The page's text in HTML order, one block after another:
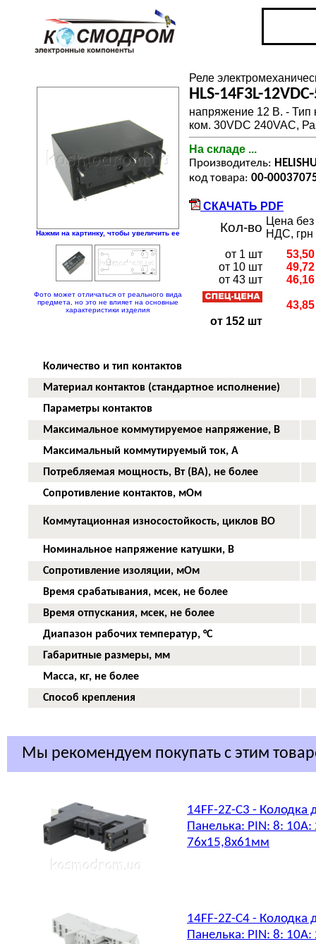
Нажми на картинку, чтобы увеличить ее
Фото может отличаться от реального вида
предмета, но это не влияет на основные
характеристики изделия
Реле
HLS-14F3L-
напряжение 12 В. - Тип
ком. 30VDC 240VAC,
На складе ...
Производитель:
код товара: 00-
СКАЧАТЬ PDF
Кол-во Цена без
НДС, грн
от 1 шт
от 10 шт
от 43 шт
от 152 шт
53,50
49,72
46,16
43,85
Количество и тип контактов
Материал контактов (стандартное исполнение)
Параметры контактов
Максимальное коммутируемое напряжение, В
Максимальный коммутируемый ток, А
Потребляемая мощность, Вт (ВА), не более
Сопротивление контактов, мОм
Коммутационная износостойкость, циклов ВО
Номинальное напряжение катушки, В
Сопротивление изоляции, мОм
Время срабатывания, мсек, не более
Время отпускания, мсек, не более
Диапазон рабочих температур, °С
Габаритные размеры, мм
Масса, кг, не более
Способ крепления
Мы рекомендуем покупать с этим
14FF-2Z-C3 - Колодка
Панелька: PIN: 8:
76x15,8x61мм
14FF-2Z-C4 - Колодка
Панелька: PIN: 8: